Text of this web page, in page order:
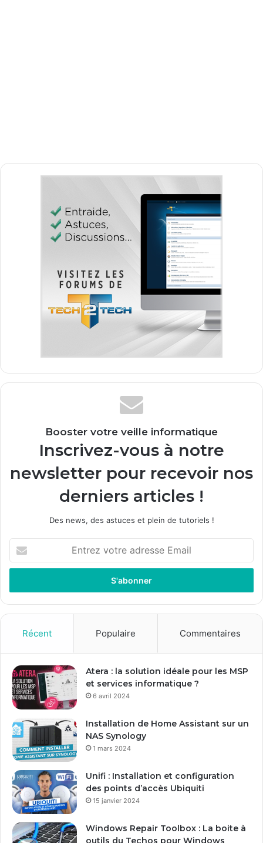
Booster votre veille informatique
Inscrivez-vous à notre
newsletter pour recevoir nos
derniers articles !
Des news, des astuces et plein de tutoriels !
t
e
z
r
e
a
d
s
e
m
a
Récent Populaire Commentaires
Atera : la solution idéale pour les MSP
et services informatique ?
6 avril 2024
Installation de Home Assistant sur un
NAS Synology
1 mars 2024
Unifi : Installation et configuration
des points d’accès Ubiquiti
15 janvier 2024
Windows Repair Toolbox : La boite à
outils du Techos pour Windows